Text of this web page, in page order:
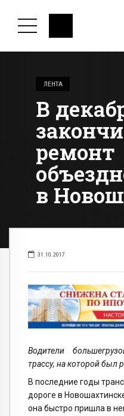
ЛЕНТА
В
ремонт
в
31.10.2017
Водители
трассу, на которой был
В последние годы
дороге в
она быстро пришла в